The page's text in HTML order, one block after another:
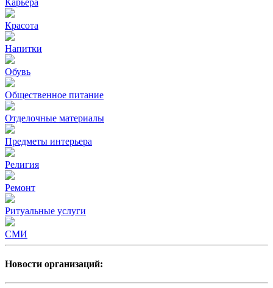
Красота
Напитки
Обувь
Общественное питание
Отделочные материалы
Предметы интерьера
Религия
Ремонт
Ритуальные услуги
СМИ
Новости организаций: